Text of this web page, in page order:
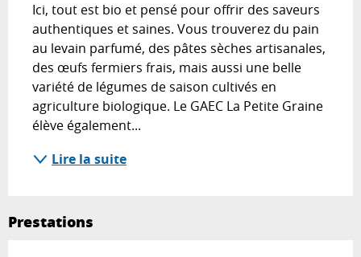
Ici, tout est bio et pensé pour offrir des saveurs
authentiques et saines. Vous trouverez du pain
au levain parfumé, des pâtes sèches artisanales,
des œufs fermiers frais, mais aussi une belle
variété de légumes de saison cultivés en
agriculture biologique. Le GAEC La Petite Graine
élève également...
Lire la suite
Prestations